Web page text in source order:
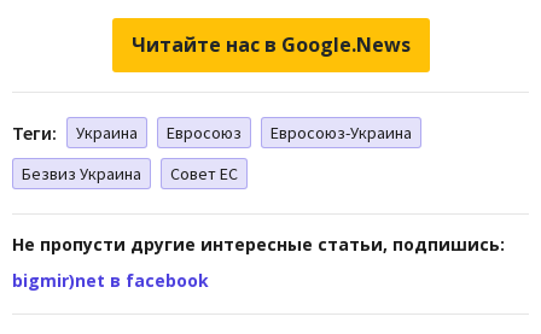
Читайте нас в Google.News
Теги: Украина Евросоюз
Евросоюз-Украина
Безвиз Украина
Совет ЕС
Не пропусти другие интересные статьи, подпишись:
bigmir)net в facebook